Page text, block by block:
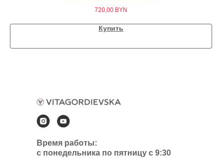
720,00 BYN
Купить
Время работы:
с понедельника по пятницу с 9:30